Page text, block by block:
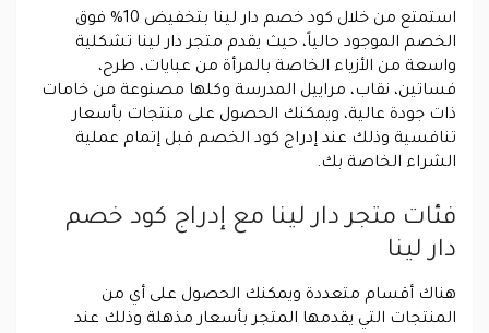
استمتع من خلال كود خصم دار لينا بتخفيض 10% فوق
الخصم الموجود حالياً، حيث يقدم متجر دار لينا تشكلية
واسعة من الأزياء الخاصة بالمرأة من عبايات، طرح،
فساتين، نقاب، مراييل المدرسة وكلها مصنوعة من خامات
ذات جودة عالية، ويمكنك الحصول على منتجات بأسعار
تنافسية وذلك عند إدراج كود الخصم قبل إتمام عملية
الشراء الخاصة بك.
فئات متجر دار لينا مع إدراج كود خصم
دار لينا
هناك أقسام متعددة ويمكنك الحصول على أي من
المنتجات التي يقدمها المتجر بأسعار مذهلة وذلك عند